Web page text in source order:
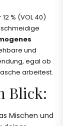
% (VOL 40)
und
egal ob
arbeitest.
Blick:
Mischen und